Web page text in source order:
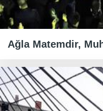
Ağla Matemdir,